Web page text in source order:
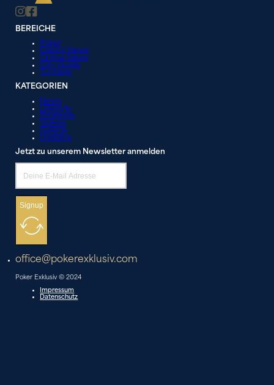
BEREICHE
Poker
Casino News
Online News
City Guide
Turniere
KATEGORIEN
News
Lifestyle
Strategie
Videos
Galerie
Liveblog
Jetzt zu unserem Newsletter anmelden
Signup
office@pokerexklusiv.com
Poker Exklusiv © 2024
Impressum
Datenschutz